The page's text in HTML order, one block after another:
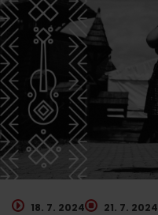
18. 7. 2024
21. 7. 2024